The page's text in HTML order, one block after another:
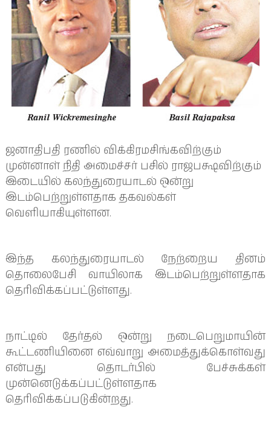
ஜனாதிபதி ரணில் விக்கிரமசிங்கவிற்கும்
முன்னாள் நிதி அமைச்சர் பசில் ராஜபக்ஷவிற்கும்
இடையில் கலந்துரையாடல் ஒன்று
இடம்பெற்றுள்ளதாக தகவல்கள்
வெளியாகியுள்ளன.
இந்த கலந்துரையாடல் நேற்றைய தினம்
தொலைபேசி வாயிலாக இடம்பெற்றுள்ளதாக
தெரிவிக்கப்பட்டுள்ளது.
நாட்டில் தேர்தல் ஒன்று நடைபெறுமாயின்
கூட்டணியினை எவ்வாறு அமைத்துக்கொள்வது
என்பது தொடர்பில் பேச்சுக்கள்
முன்னெடுக்கப்பட்டுள்ளதாக
தெரிவிக்கப்படுகின்றது.